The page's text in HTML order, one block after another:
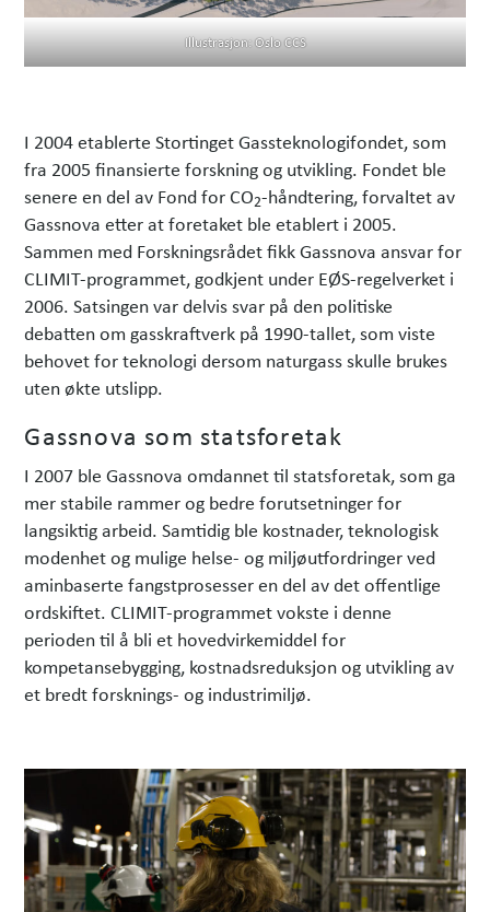
Illustrasjon: Oslo CCS
I 2004 etablerte Stortinget Gassteknologifondet, som
fra 2005 finansierte forskning og utvikling. Fondet ble
senere en del av Fond for CO2-håndtering, forvaltet av
Gassnova etter at foretaket ble etablert i 2005.
Sammen med Forskningsrådet fikk Gassnova ansvar for
CLIMIT-programmet, godkjent under EØS-regelverket i
2006. Satsingen var delvis svar på den politiske
debatten om gasskraftverk på 1990-tallet, som viste
behovet for teknologi dersom naturgass skulle brukes
uten økte utslipp.
Gassnova som statsforetak
I 2007 ble Gassnova omdannet til statsforetak, som ga
mer stabile rammer og bedre forutsetninger for
langsiktig arbeid. Samtidig ble kostnader, teknologisk
modenhet og mulige helse- og miljøutfordringer ved
aminbaserte fangstprosesser en del av det offentlige
ordskiftet. CLIMIT-programmet vokste i denne
perioden til å bli et hovedvirkemiddel for
kompetansebygging, kostnadsreduksjon og utvikling av
et bredt forsknings- og industrimiljø.